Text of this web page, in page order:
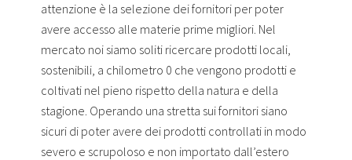
attenzione è la selezione dei fornitori per poter
avere accesso alle materie prime migliori. Nel
mercato noi siamo soliti ricercare prodotti locali,
sostenibili, a chilometro 0 che vengono prodotti e
coltivati nel pieno rispetto della natura e della
stagione. Operando una stretta sui fornitori siano
sicuri di poter avere dei prodotti controllati in modo
severo e scrupoloso e non importato dall’estero